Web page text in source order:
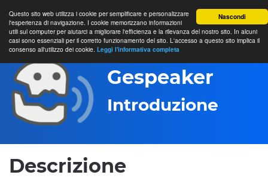
Nascondi
Questo sito web utilizza i cookie per semplificare e personalizzare
l'esperienza di navigazione. I cookie memorizzano informazioni
utili sul computer per aiutarci a migliorare l'efficienza e la rilevanza del nostro sito. In alcuni
casi sono essenziali per il corretto funzionamento del sito. L'accesso a questo sito implica il
consenso all'utilizzo dei cookie. Leggi l'informativa completa
Gespeaker
Introduzione
Descrizione